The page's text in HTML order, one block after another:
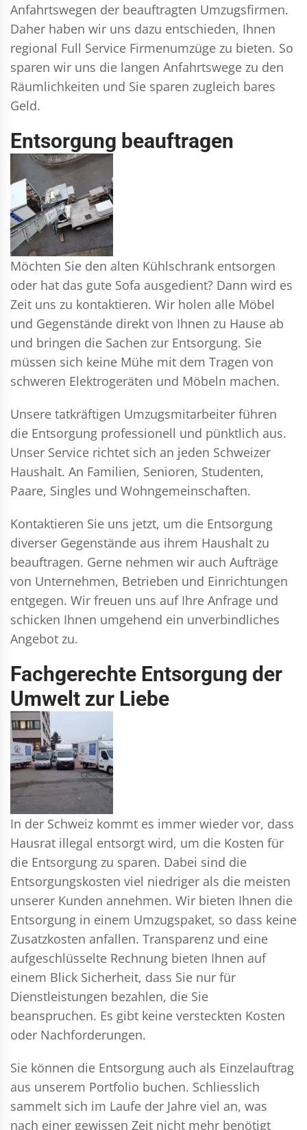
Anfahrtswegen der beauftragten Umzugsfirmen.
Daher haben wir uns dazu entschieden, Ihnen
regional Full Service Firmenumzüge zu bieten. So
sparen wir uns die langen Anfahrtswege zu den
Räumlichkeiten und Sie sparen zugleich bares
Geld.
Entsorgung beauftragen
Möchten Sie den alten Kühlschrank entsorgen
oder hat das gute Sofa ausgedient? Dann wird es
Zeit uns zu kontaktieren. Wir holen alle Möbel
und Gegenstände direkt von Ihnen zu Hause ab
und bringen die Sachen zur Entsorgung. Sie
müssen sich keine Mühe mit dem Tragen von
schweren Elektrogeräten und Möbeln machen.
Unsere tatkräftigen Umzugsmitarbeiter führen
die Entsorgung professionell und pünktlich aus.
Unser Service richtet sich an jeden Schweizer
Haushalt. An Familien, Senioren, Studenten,
Paare, Singles und Wohngemeinschaften.
Kontaktieren Sie uns jetzt, um die Entsorgung
diverser Gegenstände aus ihrem Haushalt zu
beauftragen. Gerne nehmen wir auch Aufträge
von Unternehmen, Betrieben und Einrichtungen
entgegen. Wir freuen uns auf Ihre Anfrage und
schicken Ihnen umgehend ein unverbindliches
Angebot zu.
Fachgerechte Entsorgung der
Umwelt zur Liebe
In der Schweiz kommt es immer wieder vor, dass
Hausrat illegal entsorgt wird, um die Kosten für
die Entsorgung zu sparen. Dabei sind die
Entsorgungskosten viel niedriger als die meisten
unserer Kunden annehmen. Wir bieten Ihnen die
Entsorgung in einem Umzugspaket, so dass keine
Zusatzkosten anfallen. Transparenz und eine
aufgeschlüsselte Rechnung bieten Ihnen auf
einem Blick Sicherheit, dass Sie nur für
Dienstleistungen bezahlen, die Sie
beanspruchen. Es gibt keine versteckten Kosten
oder Nachforderungen.
Sie können die Entsorgung auch als Einzelauftrag
aus unserem Portfolio buchen. Schliesslich
sammelt sich im Laufe der Jahre viel an, was
nach einer gewissen Zeit nicht mehr benötigt